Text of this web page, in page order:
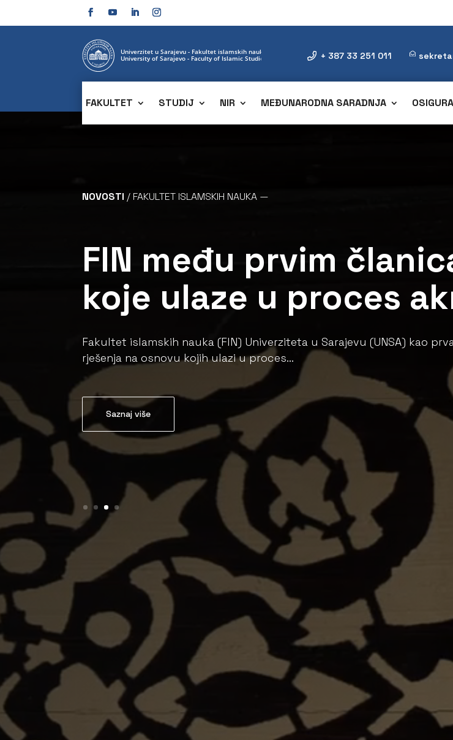
+ 387 33 251 011
FAKULTET STUDIJ NIR MEĐUNARODNA SARADNJA
NOVOSTI / FAKULTET ISLAMSKIH NAUKA —
FIN među prvim
koje ulaze u proces
Fakultet islamskih nauka (FIN) Univerziteta u Sarajevu (UNSA) kao
rješenja na osnovu kojih ulazi u proces...
Saznaj više